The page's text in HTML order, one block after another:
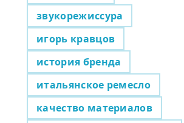
звукорежиссура
игорь кравцов
история бренда
итальянское ремесло
качество материалов